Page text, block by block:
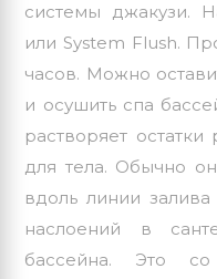
системы джакузи.
или System Flush.
часов. Можно
и осушить спа
растворяет
для тела. Обычно
вдоль линии
наслоений в
бассейна. Это